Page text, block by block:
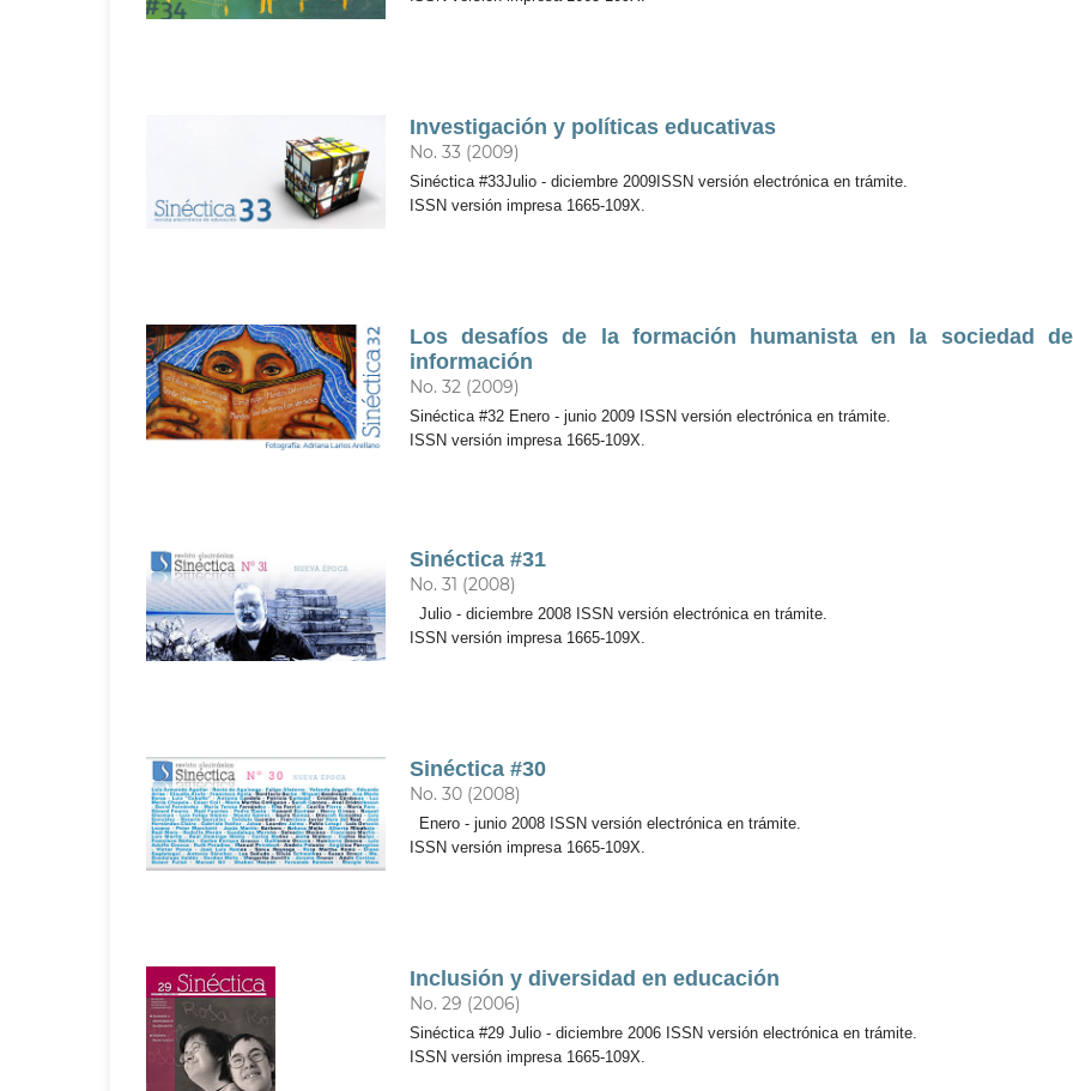
Investigación y políticas educativas
No. 33 (2009)
Sinéctica #33Julio - diciembre 2009ISSN versión electrónica en trámite.
ISSN versión impresa 1665-109X.
Los desafíos de la formación humanista en la sociedad
información
No. 32 (2009)
Sinéctica #32 Enero - junio 2009 ISSN versión electrónica en trámite.
ISSN versión impresa 1665-109X.
Sinéctica #31
No. 31 (2008)
Julio - diciembre 2008 ISSN versión electrónica en trámite.
ISSN versión impresa 1665-109X.
Sinéctica #30
No. 30 (2008)
Enero - junio 2008 ISSN versión electrónica en trámite.
ISSN versión impresa 1665-109X.
Inclusión y diversidad en educación
No. 29 (2006)
Sinéctica #29 Julio - diciembre 2006 ISSN versión electrónica en trámite.
ISSN versión impresa 1665-109X.